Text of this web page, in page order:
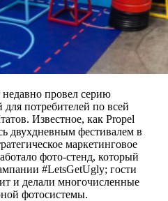
провел серию
потребителей по всей
Известное, как Propel
двухдневным фестивалем в
маркетинговое
фото-стенд, который
#LetsGetUgly; гости
и делали многочисленные
фотосистемы.